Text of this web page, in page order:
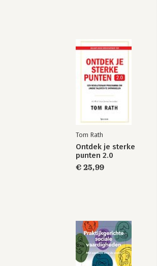
Tom Rath
Ontdek je sterke
punten 2.0
€ 25,99